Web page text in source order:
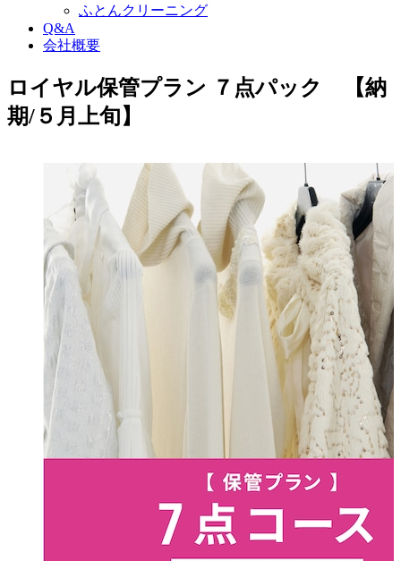
ふとんクリーニング
Q&A
会社概要
ロイヤル保管プラン ７点パック 【納
期/５月上旬】